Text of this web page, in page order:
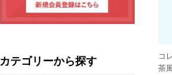
コ
茶
カテゴリーから探す